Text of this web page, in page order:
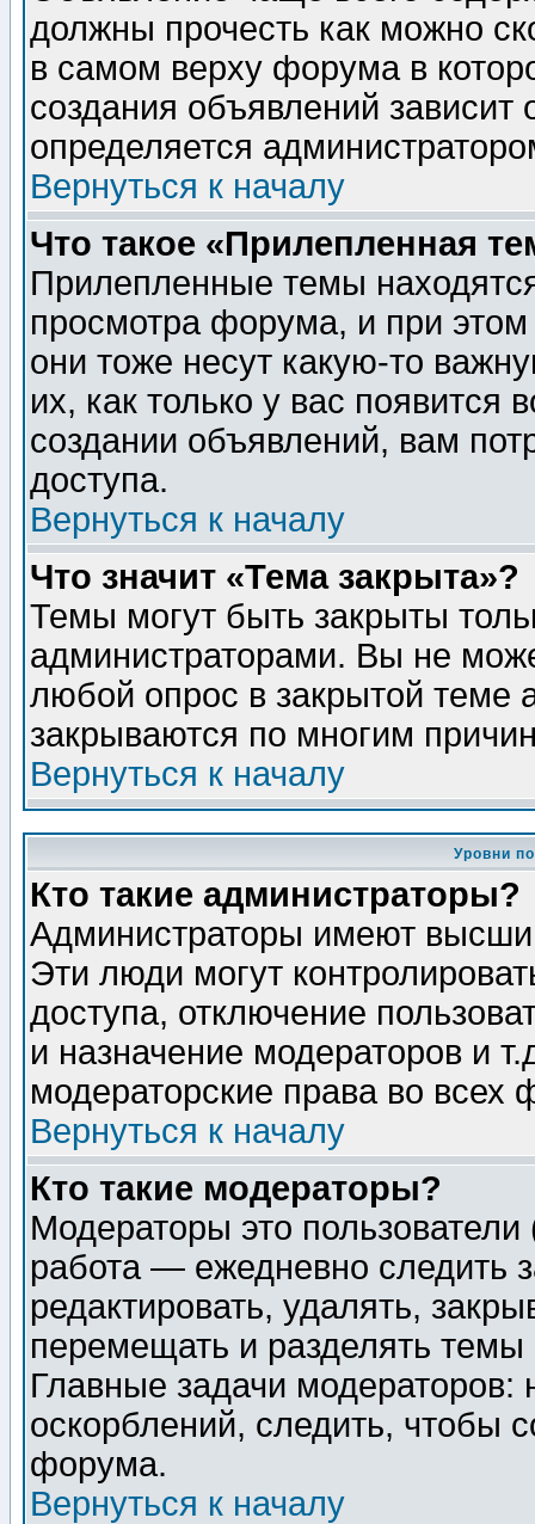
должны прочесть как можно
в самом верху форума в
создания объявлений зависит
определяется
Вернуться к началу
Что такое «Прилепленная
Прилепленные темы
просмотра форума, и при
они тоже несут какую-то
их, как только у вас появится
создании объявлений, вам
доступа.
Вернуться к началу
Что значит «Тема закрыта»?
Темы могут быть закрыты
администраторами. Вы не
любой опрос в закрытой теме
закрываются по многим
Вернуться к началу
Уровни
Кто такие администраторы?
Администраторы имеют
Эти люди могут
доступа, отключение
и назначение модераторов и
модераторские права во всех
Вернуться к началу
Кто такие модераторы?
Модераторы это
работа — ежедневно следить
редактировать, удалять,
перемещать и разделять
Главные задачи
оскорблений, следить, чтобы
форума.
Вернуться к началу